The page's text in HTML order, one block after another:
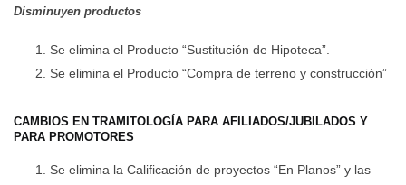
Disminuyen productos
Se elimina el Producto “Sustitución de Hipoteca”.
Se elimina el Producto “Compra de terreno y construcción”
CAMBIOS EN TRAMITOLOGÍA PARA AFILIADOS/JUBILADOS Y
PARA PROMOTORES
Se elimina la Calificación de proyectos “En Planos” y las